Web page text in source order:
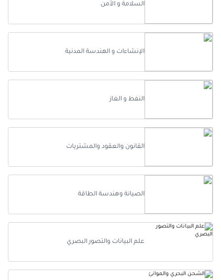
السلامة و الأمن
الإنشاءات و الهندسة المدنية
النفط و الغاز
القانون والعقود والمشتريات
الصيانة وهندسة الطاقة
علم البيانات والتصور البصري